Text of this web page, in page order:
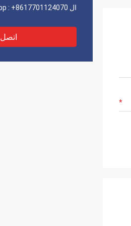
ال WhatsApp : +8617701124070
اتصل